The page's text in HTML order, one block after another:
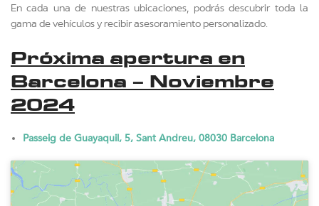
En cada una de nuestras ubicaciones, podrás descubrir toda la
gama de vehículos y recibir asesoramiento personalizado.
Próxima apertura en
Barcelona – Noviembre
2024
Passeig de Guayaquil, 5, Sant Andreu, 08030 Barcelona